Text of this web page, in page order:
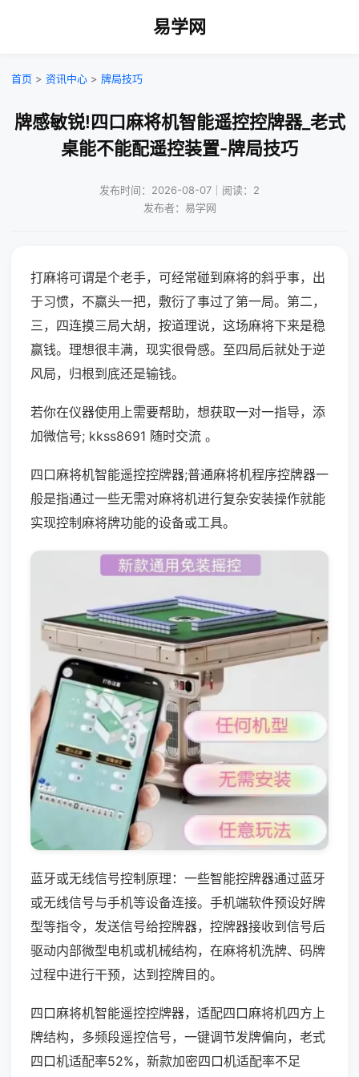
易学网
首页 > 资讯中心 > 牌局技巧
牌感敏锐!四口麻将机智能遥控控牌器_老式
桌能不能配遥控装置-牌局技巧
发布时间：2026-08-07｜阅读：2
发布者：易学网
打麻将可谓是个老手，可经常碰到麻将的斜乎事，出
于习惯，不赢头一把，敷衍了事过了第一局。第二，
三，四连摸三局大胡，按道理说，这场麻将下来是稳
赢钱。理想很丰满，现实很骨感。至四局后就处于逆
风局，归根到底还是输钱。
若你在仪器使用上需要帮助，想获取一对一指导，添
加微信号; kkss8691 随时交流 。
四口麻将机智能遥控控牌器;普通麻将机程序控牌器一
般是指通过一些无需对麻将机进行复杂安装操作就能
实现控制麻将牌功能的设备或工具。
蓝牙或无线信号控制原理：一些智能控牌器通过蓝牙
或无线信号与手机等设备连接。手机端软件预设好牌
型等指令，发送信号给控牌器，控牌器接收到信号后
驱动内部微型电机或机械结构，在麻将机洗牌、码牌
过程中进行干预，达到控牌目的。
四口麻将机智能遥控控牌器，适配四口麻将机四方上
牌结构，多频段遥控信号，一键调节发牌偏向，老式
四口机适配率52%，新款加密四口机适配率不足